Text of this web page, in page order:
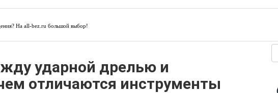
На all-bez.ru большой выбор!
ударной дрелью и
отличаются инструменты